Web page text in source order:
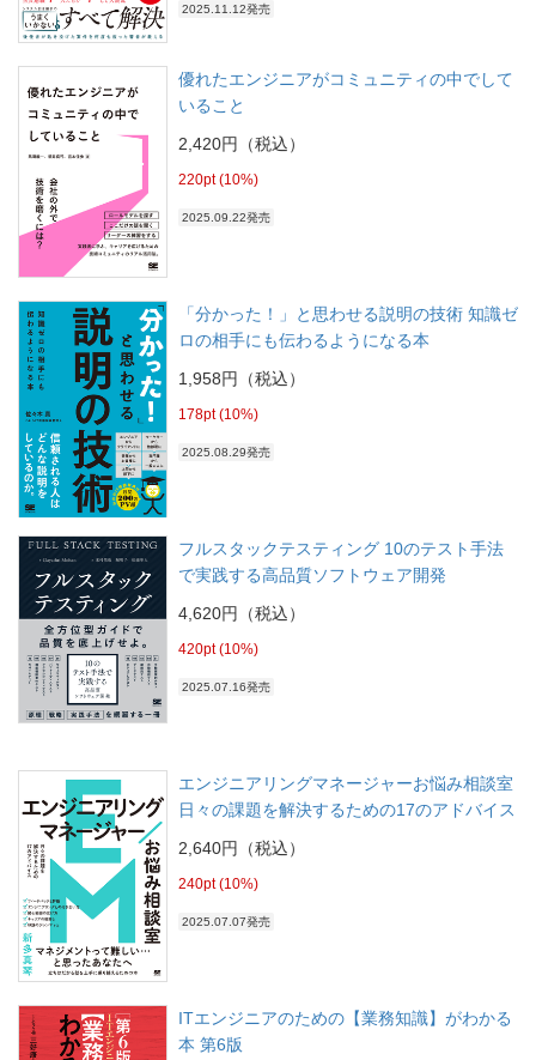
2025.11.12発売
優れたエンジニアがコミュニティの中でして
いること
2,420円（税込）
220pt (10%)
2025.09.22発売
「分かった！」と思わせる説明の技術 知識ゼ
ロの相手にも伝わるようになる本
1,958円（税込）
178pt (10%)
2025.08.29発売
フルスタックテスティング 10のテスト手法
で実践する高品質ソフトウェア開発
4,620円（税込）
420pt (10%)
2025.07.16発売
エンジニアリングマネージャーお悩み相談室
日々の課題を解決するための17のアドバイス
2,640円（税込）
240pt (10%)
2025.07.07発売
ITエンジニアのための【業務知識】がわかる
本 第6版